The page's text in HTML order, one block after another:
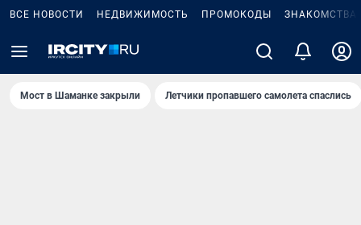
ВСЕ НОВОСТИ НЕДВИЖИМОСТЬ ПРОМОКОДЫ ЗНАКОМСТВА
Мост в Шаманке закрыли Летчики пропавшего самолета спаслись